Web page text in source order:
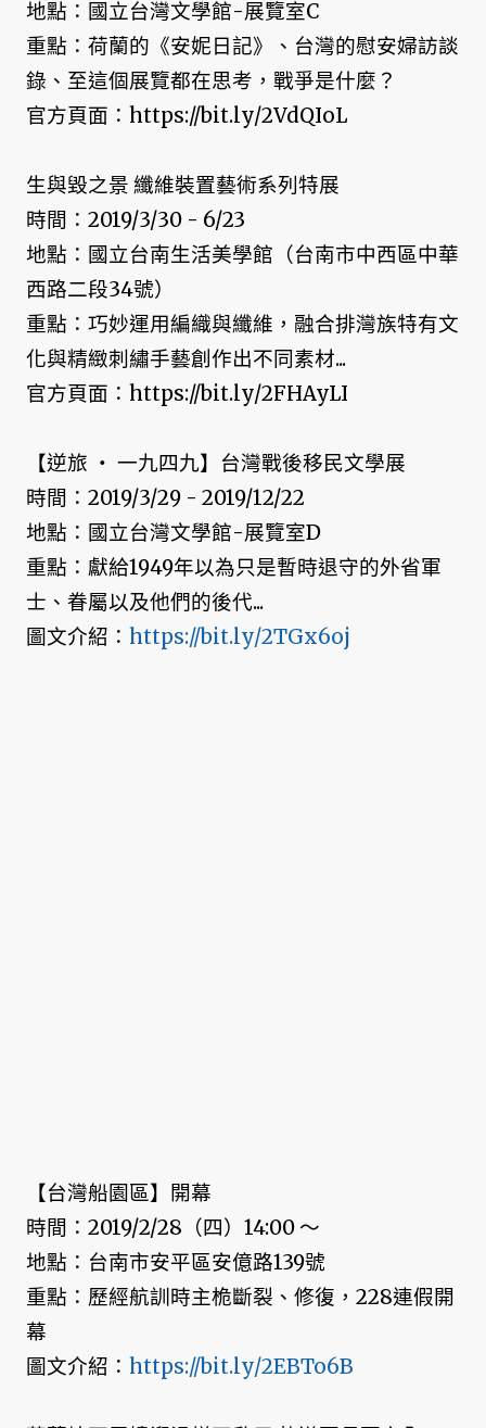
地點：國立台灣文學館-展覽室C
重點：荷蘭的《安妮日記》、台灣的慰安婦訪談
錄、至這個展覽都在思考，戰爭是什麼？
官方頁面：https://bit.ly/2VdQIoL
生與毀之景 纖維裝置藝術系列特展
時間：2019/3/30 - 6/23
地點：國立台南生活美學館（台南市中西區中華
西路二段34號）
重點：巧妙運用編織與纖維，融合排灣族特有文
化與精緻刺繡手藝創作出不同素材...
官方頁面：https://bit.ly/2FHAyLI
【逆旅 ‧ 一九四九】台灣戰後移民文學展
時間：2019/3/29 - 2019/12/22
地點：國立台灣文學館-展覽室D
重點：獻給1949年以為只是暫時退守的外省軍
士、眷屬以及他們的後代...
圖文介紹： https://bit.ly/2TGx6oj
【台灣船園區】開幕
時間：2019/2/28（四）14:00 ～
地點：台南市安平區安億路139號
重點：歷經航訓時主桅斷裂、修復，228連假開
幕
圖文介紹： https://bit.ly/2EBTo6B